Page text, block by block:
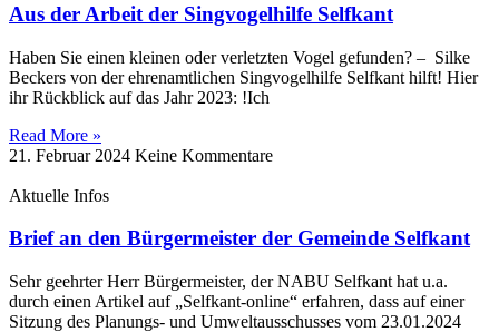
Aus der Arbeit der Singvogelhilfe Selfkant
Haben Sie einen kleinen oder verletzten Vogel gefunden? – Silke
Beckers von der ehrenamtlichen Singvogelhilfe Selfkant hilft! Hier
ihr Rückblick auf das Jahr 2023: !Ich
Read More »
21. Februar 2024 Keine Kommentare
Aktuelle Infos
Brief an den Bürgermeister der Gemeinde Selfkant
Sehr geehrter Herr Bürgermeister, der NABU Selfkant hat u.a.
durch einen Artikel auf „Selfkant-online“ erfahren, dass auf einer
Sitzung des Planungs- und Umweltausschusses vom 23.01.2024